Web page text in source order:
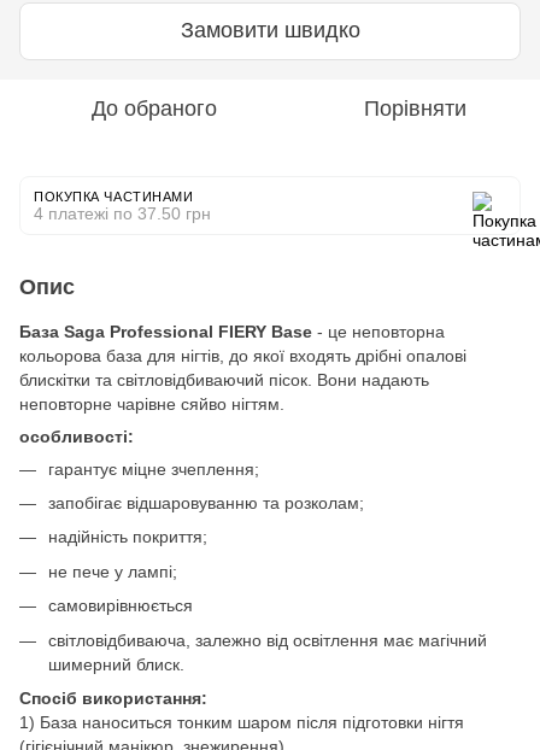
Замовити швидко
До обраного Порівняти
ПОКУПКА ЧАСТИНАМИ
4 платежі по 37.50 грн
Опис
База Saga Professional FIERY Base - це неповторна
кольорова база для нігтів, до якої входять дрібні опалові
блискітки та світловідбиваючий пісок. Вони надають
неповторне чарівне сяйво нігтям.
особливості:
гарантує міцне зчеплення;
запобігає відшаровуванню та розколам;
надійність покриття;
не пече у лампі;
самовирівнюється
світловідбиваюча, залежно від освітлення має магічний
шимерний блиск.
Спосіб використання:
1) База наноситься тонким шаром після підготовки нігтя